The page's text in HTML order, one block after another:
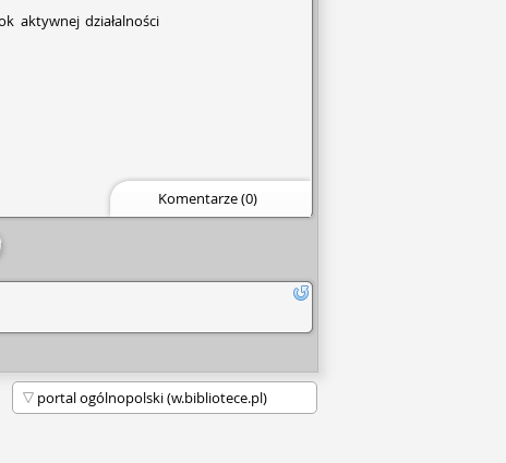
aktywnej działalności
Komentarze (0)